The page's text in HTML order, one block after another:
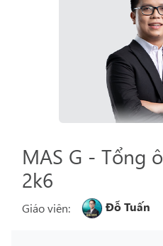
MAS G - Tổng
2k6
Giáo viên: Đỗ Tuấn